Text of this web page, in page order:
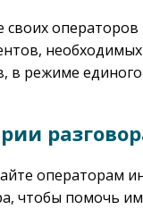
своих
в режиме
операторам
чтобы помочь